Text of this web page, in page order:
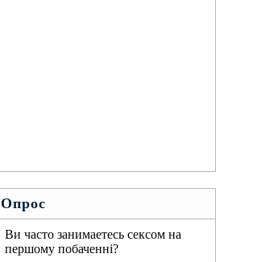
Опрос
Ви часто занимаетесь сексом на
першому побаченні?